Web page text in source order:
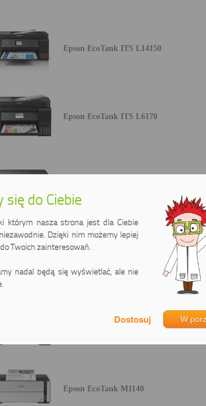
Epson EcoTank ITS L14150
Epson EcoTank ITS L6170
Epson EcoTank L6276
Epson EcoTank L6460
Epson EcoTank M1140
do Ciebie
którym nasza strona jest dla Ciebie
Dzięki nim możemy lepiej
Twoich zainteresowań.
nadal będą się wyświetlać, ale nie
W